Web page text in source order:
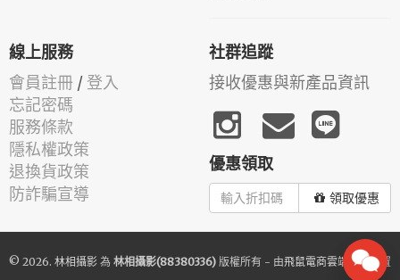
線上服務
會員註冊 / 登入
忘記密碼
服務條款
隱私權政策
退換貨政策
防詐騙宣導
社群追蹤
接收優惠與新產品資訊
優惠領取
領取優惠
© 2026. 林相攝影 為 林相攝影(88380336) 版權所有 - 由飛鼠電商雲端服務 建置